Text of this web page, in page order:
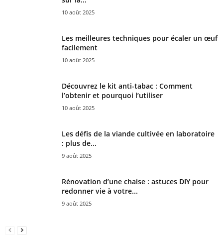
10 août 2025
Les meilleures techniques pour écaler un œuf
facilement
10 août 2025
Découvrez le kit anti-tabac : Comment
l’obtenir et pourquoi l’utiliser
10 août 2025
Les défis de la viande cultivée en laboratoire
: plus de...
9 août 2025
Rénovation d’une chaise : astuces DIY pour
redonner vie à votre...
9 août 2025